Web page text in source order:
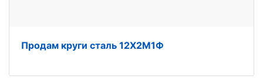
Продам круги сталь 12Х2М1Ф